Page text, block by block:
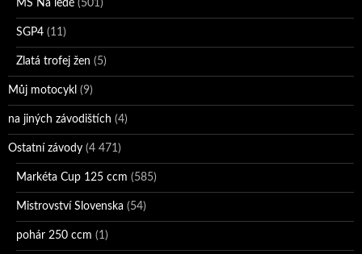
MS Na ledě (501)
SGP4 (11)
Zlatá trofej žen (5)
Můj motocykl (9)
na jiných závodištích (4)
Ostatní závody (4 471)
Markéta Cup 125 ccm (585)
Mistrovství Slovenska (54)
pohár 250 ccm (1)